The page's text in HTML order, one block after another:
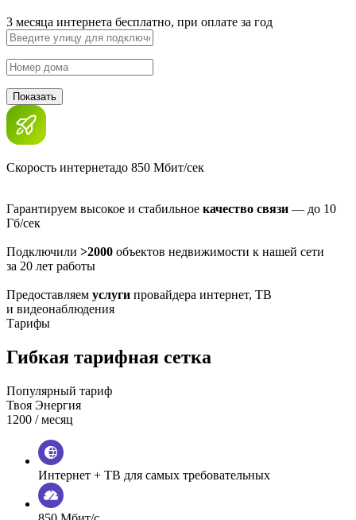
3 месяца интернета бесплатно, при оплате за год
Показать
Скорость интернетадо 850 Мбит/сек
Гарантируем высокое и стабильное качество связи — до 10
Гб/сек
Подключили >2000 объектов недвижимости к нашей сети
за 20 лет работы
Предоставляем услуги провайдера интернет, ТВ
и видеонаблюдения
Тарифы
Гибкая тарифная сетка
Популярный тариф
Твоя Энергия
1200 / месяц
Интернет + ТВ для самых требовательных